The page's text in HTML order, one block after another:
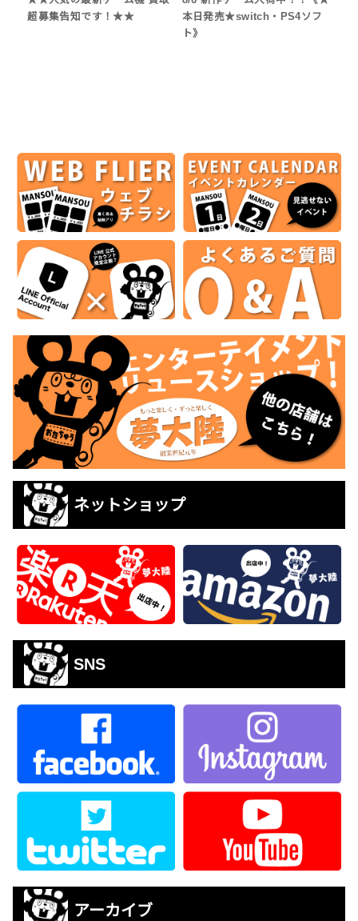
超募集告知です！★★
本日発売★switch・PS4ソフ
ト》
ネットショップ
SNS
アーカイブ